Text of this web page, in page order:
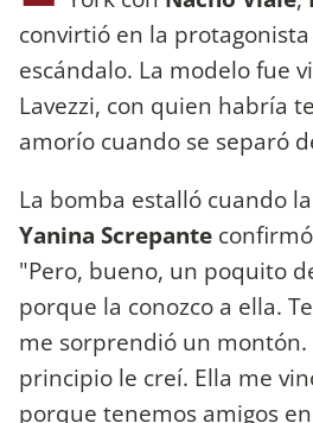
convirtió en la
escándalo. La modelo fue
Lavezzi, con quien habría
amorío cuando se separó
La bomba estalló cuando
Yanina Screpante
"Pero, bueno, un poquito
porque la conozco a ella.
me sorprendió un montón.
principio le creí. Ella me
porque tenemos amigos